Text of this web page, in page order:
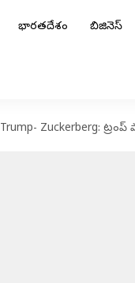
భారతదేశం బిజినెస్
Trump- Zuckerberg: